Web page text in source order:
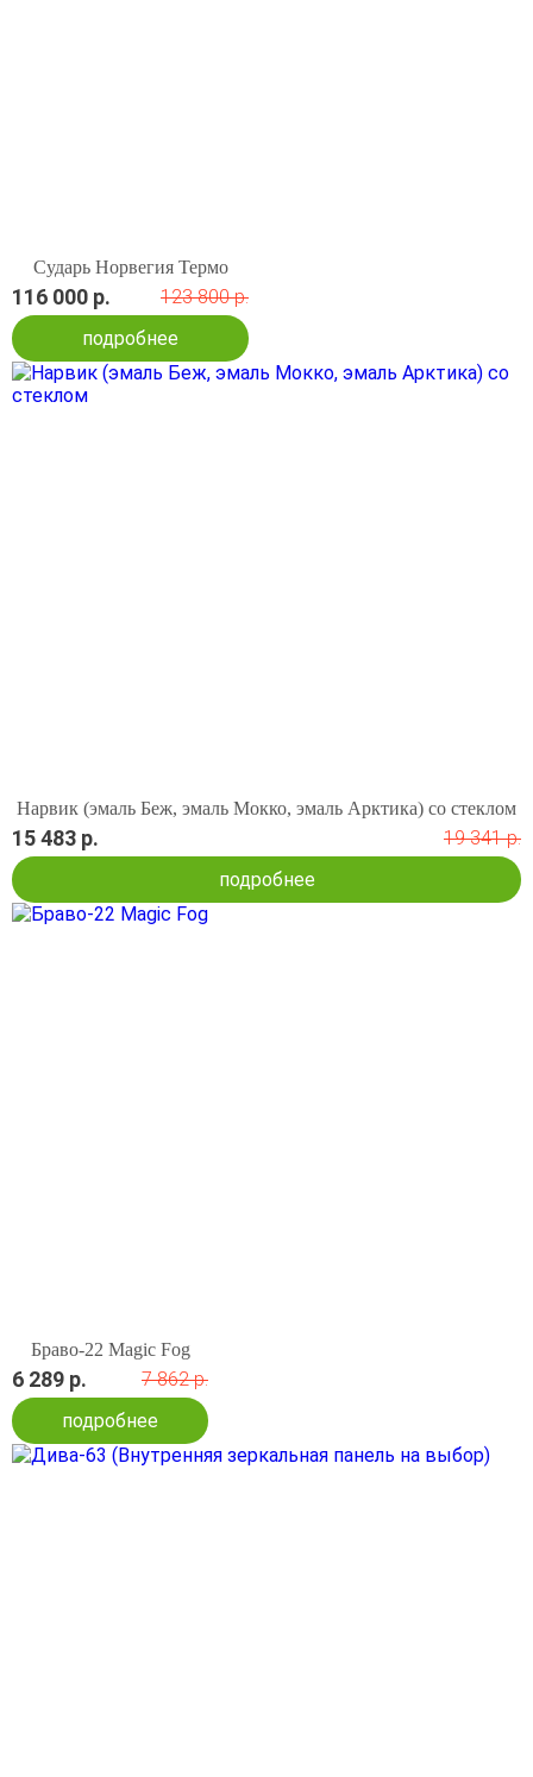
Сударь Норвегия Термо
116 000 р.
123 800 р.
подробнее
Нарвик (эмаль Беж, эмаль Мокко, эмаль Арктика) со стеклом
15 483 р.
19 341 р.
подробнее
Браво-22 Magic Fog
6 289 р.
7 862 р.
подробнее